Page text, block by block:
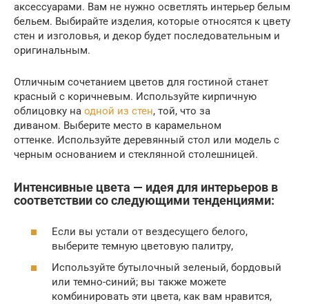
аксессуарами. Вам не нужно осветлять интерьер белым
бельем. Выбирайте изделия, которые относятся к цвету
стен и изголовья, и декор будет последовательным и
оригинальным.
Отличным сочетанием цветов для гостиной станет
красный с коричневым. Используйте кирпичную
облицовку на одной из стен, той, что за
диваном. Выберите место в карамельном
оттенке. Используйте деревянный стол или модель с
черным основанием и стеклянной столешницей.
Интенсивные цвета — идея для интерьеров в
соответствии со следующими тенденциями:
Если вы устали от вездесущего белого,
выберите темную цветовую палитру,
Используйте бутылочный зеленый, бордовый
или темно-синий; вы также можете
комбинировать эти цвета, как вам нравится,